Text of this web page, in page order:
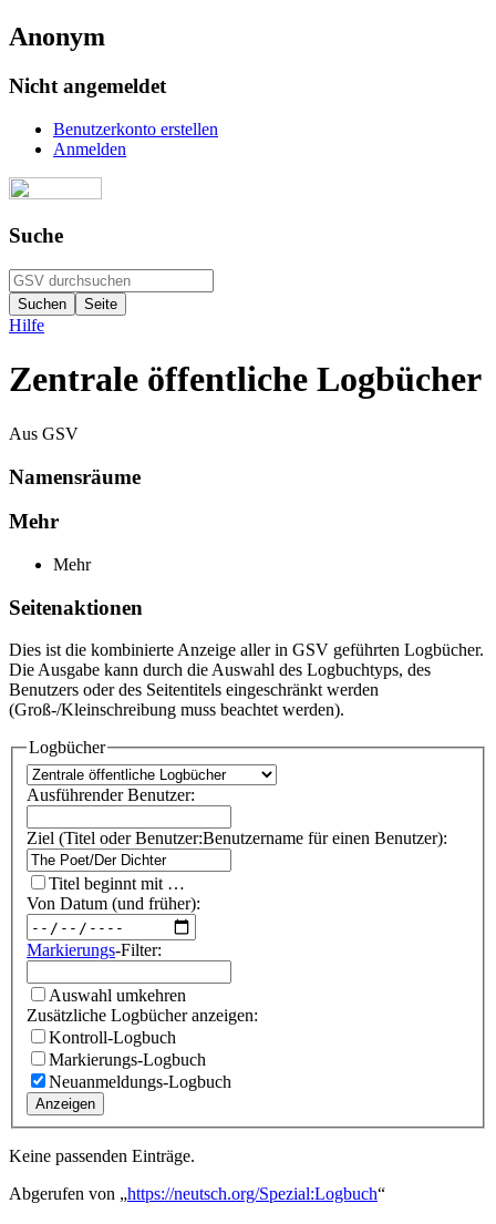
Anonym
Nicht angemeldet
Benutzerkonto erstellen
Anmelden
Suche
Hilfe
Zentrale öffentliche Logbücher
Aus GSV
Namensräume
Mehr
Mehr
Seitenaktionen
Dies ist die kombinierte Anzeige aller in GSV geführten Logbücher.
Die Ausgabe kann durch die Auswahl des Logbuchtyps, des
Benutzers oder des Seitentitels eingeschränkt werden
(Groß-/Kleinschreibung muss beachtet werden).
Logbücher
Ausführender Benutzer:
Ziel (Titel oder Benutzer:Benutzername für einen Benutzer):
Titel beginnt mit …
Von Datum (und früher):
Markierungs-Filter:
Auswahl umkehren
Zusätzliche Logbücher anzeigen:
Kontroll-Logbuch
Markierungs-Logbuch
Neuanmeldungs-Logbuch
Anzeigen
Keine passenden Einträge.
Abgerufen von „https://neutsch.org/Spezial:Logbuch“